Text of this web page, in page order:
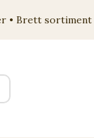
• Brett